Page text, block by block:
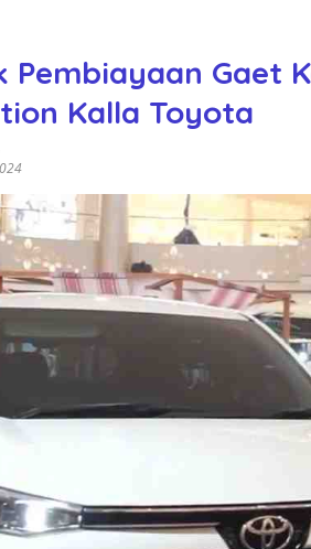
Pembiayaan Gaet
Kalla Toyota